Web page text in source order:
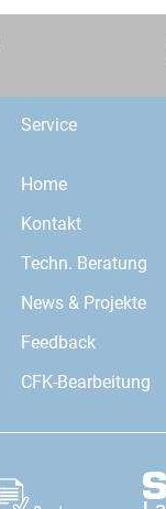
Service
Home
Kontakt
Techn. Beratung
News & Projekte
Feedback
CFK-Bearbeitung